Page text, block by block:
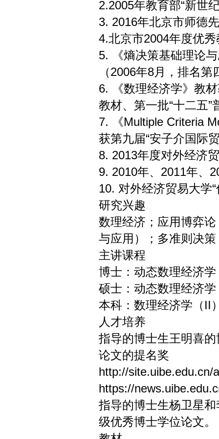
2.2005年教育部“新世
3. 2016年北京市师德
4.北京市2004年度优
5. 《熵决策基础理论
（2006年8月，排名第
6. 《数理经济学》教
教材、第一批“十二五
7. 《Multiple Criteria
获第九届“安子介国际
8. 2013年度对外经济
9. 2010年、2011年、
10. 对外经济贸易大学
研究兴趣
数理经济；应用博弈
与应用）；多准则决策
主讲课程
博士：动态数理经济
硕士：动态数理经济学
本科：数理经济学（II
人才培养
指导的博士生王明喜
论文的提名奖
http://site.uibe.edu.cn/
https://
指导的博士生杨卫星
级优秀博士学位论文。